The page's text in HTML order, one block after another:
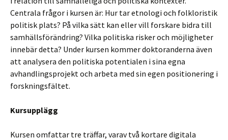
Centrala frågor i kursen är: Hur tar etnologi och folkloristik
politisk plats? På vilka sätt kan eller vill forskare bidra till
samhällsförändring? Vilka politiska risker och möjligheter
innebär detta? Under kursen kommer doktoranderna även
att analysera den politiska potentialen i sina egna
avhandlingsprojekt och arbeta med sin egen positionering i
forskningsfältet.
Kursupplägg
Kursen omfattar tre träffar, varav två kortare digitala